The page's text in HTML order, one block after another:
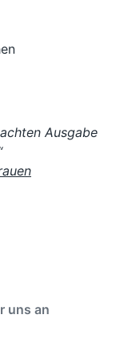
Ausgabe
uns an